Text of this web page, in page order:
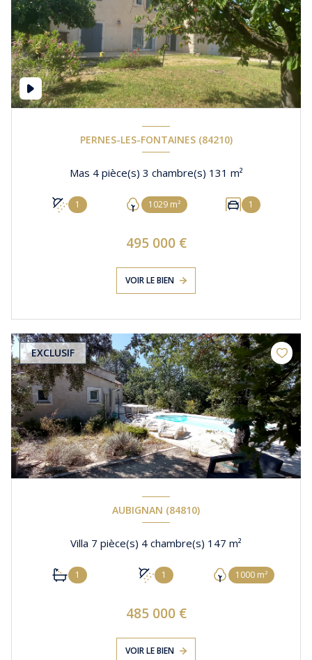
PERNES-LES-FONTAINES (84210)
Mas 4 pièce(s) 3 chambre(s) 131 m²
1 1029 m² 1
495 000 €
VOIR LE BIEN
EXCLUSIF
AUBIGNAN (84810)
Villa 7 pièce(s) 4 chambre(s) 147 m²
1 1 1000 m²
485 000 €
VOIR LE BIEN